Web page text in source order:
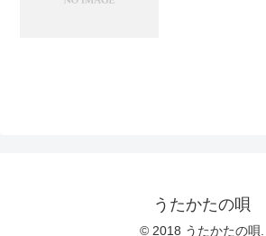
うたかたの唄
© 2018 うたかたの唄.